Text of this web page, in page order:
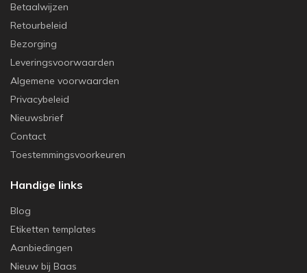
Betaalwijzen
Retourbeleid
Bezorging
Leveringsvoorwaarden
Algemene voorwaarden
Privacybeleid
Nieuwsbrief
Contact
Toestemmingsvoorkeuren
Handige links
Blog
Etiketten templates
Aanbiedingen
Nieuw bij Baas